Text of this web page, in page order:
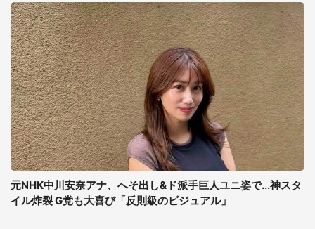
元NHK中川安奈アナ、へそ出し&ド派手巨人ユニ姿で...神スタ
イル炸裂 G党も大喜び「反則級のビジュアル」